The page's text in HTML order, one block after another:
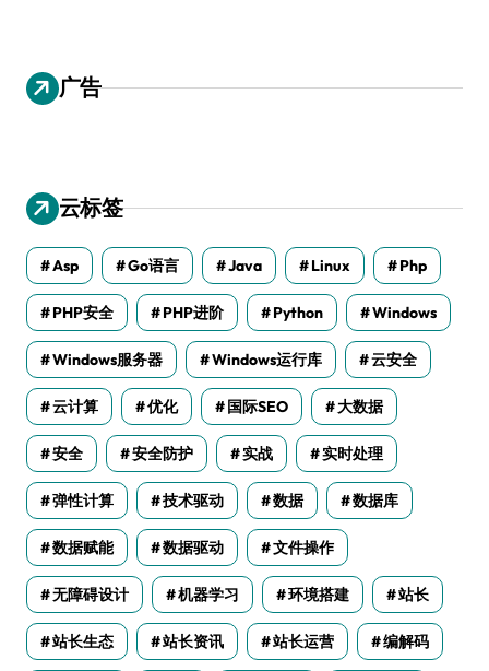
广告
云标签
Asp Go语言 Java Linux Php
PHP安全 PHP进阶 Python Windows
Windows服务器 Windows运行库 云安全
云计算 优化 国际SEO 大数据
安全 安全防护 实战 实时处理
弹性计算 技术驱动 数据 数据库
数据赋能 数据驱动 文件操作
无障碍设计 机器学习 环境搭建 站长
站长生态 站长资讯 站长运营 编解码